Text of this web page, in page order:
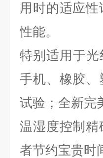
用时的适应
性能。
特别适用于
手机、橡胶
试验；全新完
温湿度控制
者节约宝贵时